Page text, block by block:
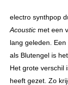
electro synthpop
Acoustic met een
lang geleden.
als Blutengel is
Het grote verschil
heeft gezet. Zo